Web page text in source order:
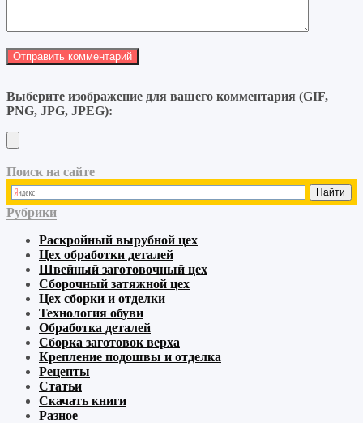
Выберите изображение для вашего комментария (GIF,
PNG, JPG, JPEG):
Поиск на сайте
Рубрики
Раскройный вырубной цех
Цех обработки деталей
Швейный заготовочный цех
Сборочный затяжной цех
Цех сборки и отделки
Технология обуви
Обработка деталей
Сборка заготовок верха
Крепление подошвы и отделка
Рецепты
Статьи
Скачать книги
Разное